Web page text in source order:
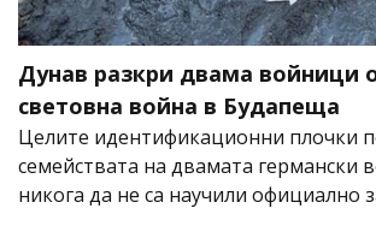
Дунав разкри двама войници
световна война в Будапеща
Целите идентификационни плочки
семействата на двамата германски
никога да не са научили официално